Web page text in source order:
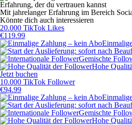
Erfahrung, der du vertrauen kannst
Mit jahrelanger Erfahrung im Bereich
Könnte dich auch interessieren
20.000 TikTok Likes
€119.99
Gemischte
Hohe
Jetzt buchen
10.000 TikTok Follower
€94.99
Gemischte
Hohe